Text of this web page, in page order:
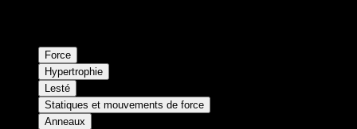
Force
Hypertrophie
Lesté
Statiques et mouvements de force
Anneaux